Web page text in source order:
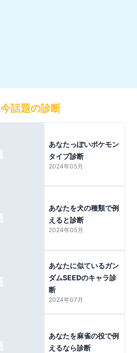
今話題の診断
あなたっぽいポケモン
タイプ診断
2024年05月
あなたを犬の種類で例
えると診断
2024年05月
あなたに似ているガン
ダムSEEDのキャラ診
断
2024年07月
あなたを麻雀の役で例
えるなら診断